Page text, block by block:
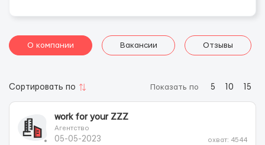
О компании Вакансии Отзывы
Сортировать по Показать по 5 10 15
work for your ZZZ
Агентство
05-05-2023 охват: 4544